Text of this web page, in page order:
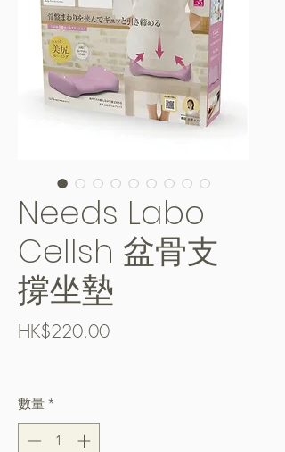
Needs Labo
Cellsh 盆骨支
撐坐墊
HK$220.00價
數量 *